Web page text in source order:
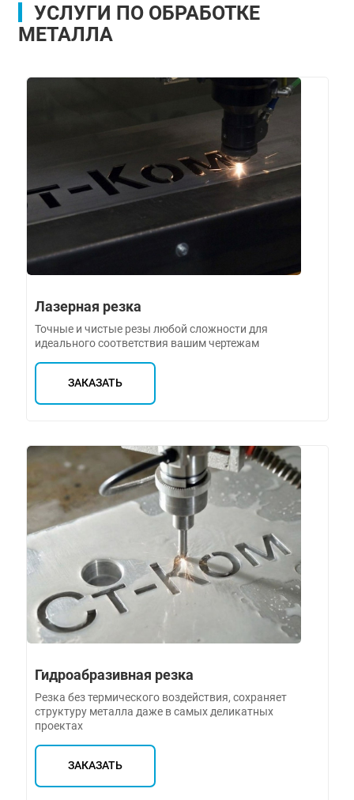
УСЛУГИ ПО ОБРАБОТКЕ
МЕТАЛЛА
Лазерная резка
Точные и чистые резы любой сложности для
идеального соответствия вашим чертежам
ЗАКАЗАТЬ
Гидроабразивная резка
Резка без термического воздействия, сохраняет
структуру металла даже в самых деликатных
проектах
ЗАКАЗАТЬ